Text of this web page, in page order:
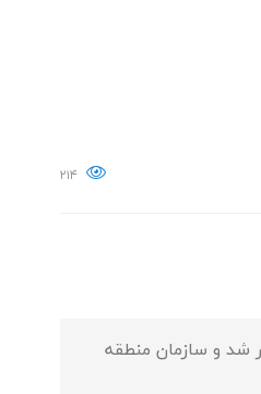
۲۱۴
بین‌المللی تهران برگزار شد و سازمان منطقه